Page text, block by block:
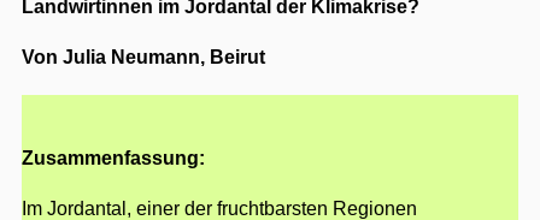
Landwirtinnen im Jordantal der Klimakrise?
Von Julia Neumann, Beirut
Zusammenfassung:
Im Jordantal, einer der fruchtbarsten Regionen